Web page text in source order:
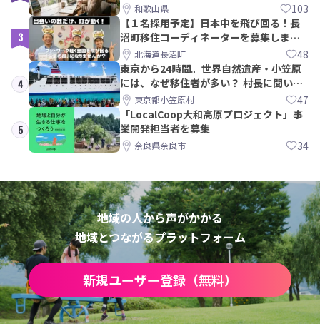
和歌山県 103
3
【１名採用予定】日本中を飛び回る！長
沼町移住コーディネーターを募集しま
す！北海道長沼町 48
4
東京から24時間。世界自然遺産・小笠原
には、なぜ移住者が多い？ 村長に聞いて
みた東京都小笠原村 47
5
「LocalCoop大和高原プロジェクト」事
業開発担当者を募集
奈良県奈良市 34
地域の人から声がかかる
地域とつながるプラットフォーム
新規ユーザー登録（無料）